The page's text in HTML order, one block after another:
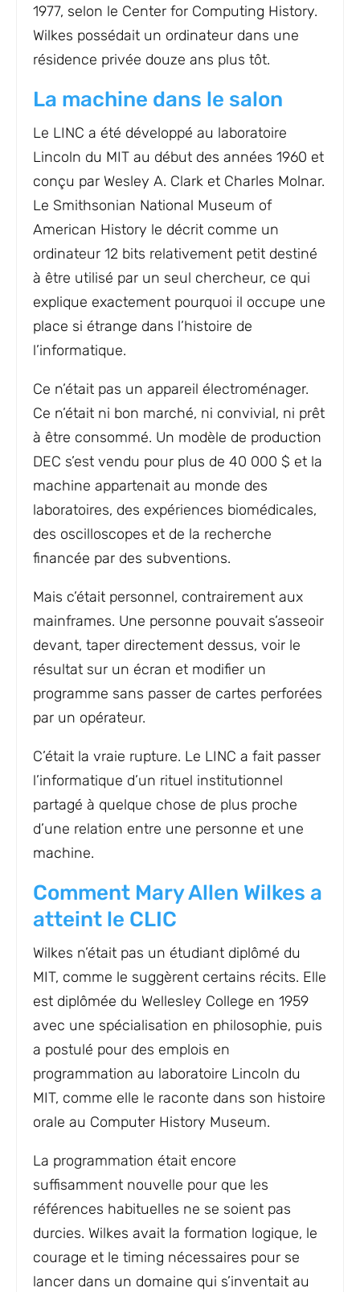
1977, selon le Center for Computing History.
Wilkes possédait un ordinateur dans une
résidence privée douze ans plus tôt.
La machine dans le salon
Le LINC a été développé au laboratoire
Lincoln du MIT au début des années 1960 et
conçu par Wesley A. Clark et Charles Molnar.
Le Smithsonian National Museum of
American History le décrit comme un
ordinateur 12 bits relativement petit destiné
à être utilisé par un seul chercheur, ce qui
explique exactement pourquoi il occupe une
place si étrange dans l’histoire de
l’informatique.
Ce n’était pas un appareil électroménager.
Ce n’était ni bon marché, ni convivial, ni prêt
à être consommé. Un modèle de production
DEC s’est vendu pour plus de 40 000 $ et la
machine appartenait au monde des
laboratoires, des expériences biomédicales,
des oscilloscopes et de la recherche
financée par des subventions.
Mais c’était personnel, contrairement aux
mainframes. Une personne pouvait s’asseoir
devant, taper directement dessus, voir le
résultat sur un écran et modifier un
programme sans passer de cartes perforées
par un opérateur.
C’était la vraie rupture. Le LINC a fait passer
l’informatique d’un rituel institutionnel
partagé à quelque chose de plus proche
d’une relation entre une personne et une
machine.
Comment Mary Allen Wilkes a
atteint le CLIC
Wilkes n’était pas un étudiant diplômé du
MIT, comme le suggèrent certains récits. Elle
est diplômée du Wellesley College en 1959
avec une spécialisation en philosophie, puis
a postulé pour des emplois en
programmation au laboratoire Lincoln du
MIT, comme elle le raconte dans son histoire
orale au Computer History Museum.
La programmation était encore
suffisamment nouvelle pour que les
références habituelles ne se soient pas
durcies. Wilkes avait la formation logique, le
courage et le timing nécessaires pour se
lancer dans un domaine qui s’inventait au